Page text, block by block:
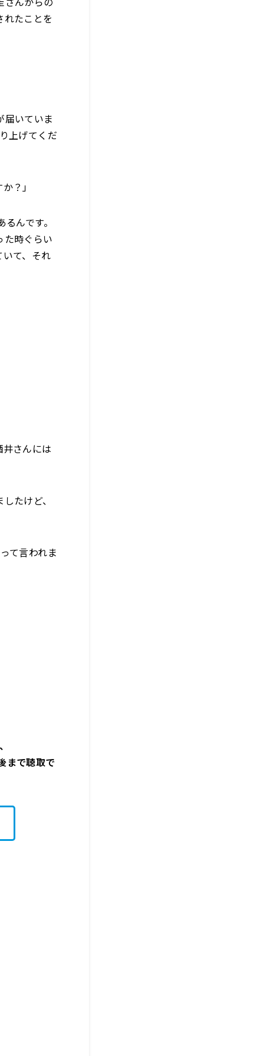
たことを
届いていま
上げてくだ
？」
んです。
た時ぐらい
て、それ
さんには
たけど、
て言われま
まで聴取で